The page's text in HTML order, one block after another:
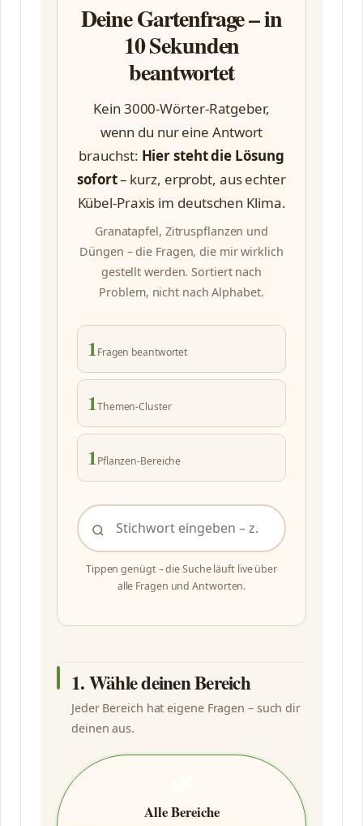
Deine Gartenfrage – in
10 Sekunden
beantwortet
Kein 3000-Wörter-Ratgeber,
wenn du nur eine Antwort
brauchst: Hier steht die Lösung
sofort– kurz, erprobt, aus echter
Kübel-Praxis im deutschen Klima.
Granatapfel, Zitruspflanzen und
Düngen – die Fragen, die mir wirklich
gestellt werden. Sortiert nach
Problem, nicht nach Alphabet.
1Fragen beantwortet
1Themen-Cluster
1Pflanzen-Bereiche
Tippen genügt – die Suche läuft live über
alle Fragen und Antworten.
1. Wähle deinen Bereich
Jeder Bereich hat eigene Fragen – such dir
deinen aus.
Alle Bereiche